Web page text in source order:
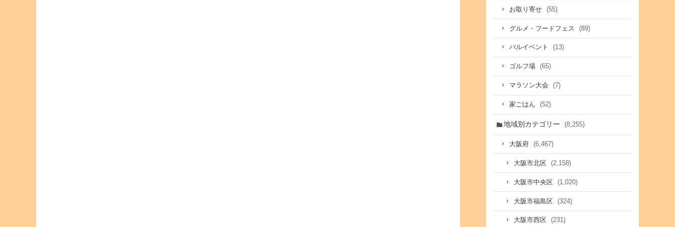
お取り寄せ (55)
グルメ・フードフェス (89)
バルイベント (13)
ゴルフ場 (65)
マラソン大会 (7)
家ごはん (52)
地域別カテゴリー (8,255)
大阪府 (6,467)
大阪市北区 (2,158)
大阪市中央区 (1,020)
大阪市福島区 (324)
大阪市西区 (231)